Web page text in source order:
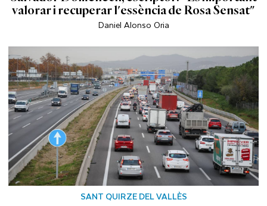
valorar i recuperar l'essència de Rosa Sensat"
Daniel Alonso Oria
SANT QUIRZE DEL VALLÈS